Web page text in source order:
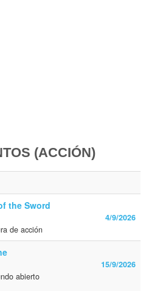
(ACCIÓN)
the Sword
4/9/2026
de acción
15/9/2026
abierto